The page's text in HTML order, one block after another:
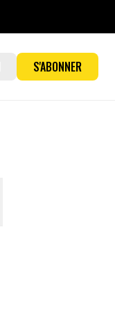
S'ABONNER